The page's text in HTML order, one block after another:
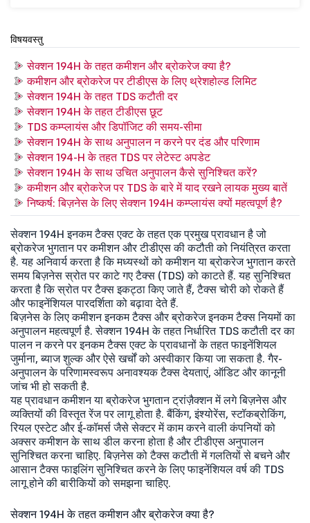
विषयवस्तु
सेक्शन 194H के तहत कमीशन और ब्रोकरेज क्या है?
कमीशन और ब्रोकरेज पर टीडीएस के लिए थ्रेशहोल्ड लिमिट
सेक्शन 194H के तहत TDS कटौती दर
सेक्शन 194H के तहत टीडीएस छूट
TDS कम्प्लायंस और डिपॉजिट की समय-सीमा
सेक्शन 194H के साथ अनुपालन न करने पर दंड और परिणाम
सेक्शन 194-H के तहत TDS पर लेटेस्ट अपडेट
सेक्शन 194H के साथ उचित अनुपालन कैसे सुनिश्चित करें?
कमीशन और ब्रोकरेज पर TDS के बारे में याद रखने लायक मुख्य बातें
निष्कर्ष: बिज़नेस के लिए सेक्शन 194H कम्प्लायंस क्यों महत्वपूर्ण है?
सेक्शन 194H इनकम टैक्स एक्ट के तहत एक प्रमुख प्रावधान है जो
ब्रोकरेज भुगतान पर कमीशन और टीडीएस की कटौती को नियंत्रित करता
है. यह अनिवार्य करता है कि मध्यस्थों को कमीशन या ब्रोकरेज भुगतान करते
समय बिज़नेस स्रोत पर काटे गए टैक्स (TDS) को काटते हैं. यह सुनिश्चित
करता है कि स्रोत पर टैक्स इकट्ठा किए जाते हैं, टैक्स चोरी को रोकते हैं
और फाइनेंशियल पारदर्शिता को बढ़ावा देते हैं.
बिज़नेस के लिए कमीशन इनकम टैक्स और ब्रोकरेज इनकम टैक्स नियमों का
अनुपालन महत्वपूर्ण है. सेक्शन 194H के तहत निर्धारित TDS कटौती दर का
पालन न करने पर इनकम टैक्स एक्ट के प्रावधानों के तहत फाइनेंशियल
जुर्माना, ब्याज शुल्क और ऐसे खर्चों को अस्वीकार किया जा सकता है. गैर-
अनुपालन के परिणामस्वरूप अनावश्यक टैक्स देयताएं, ऑडिट और कानूनी
जांच भी हो सकती है.
यह प्रावधान कमीशन या ब्रोकरेज भुगतान ट्रांज़ैक्शन में लगे बिज़नेस और
व्यक्तियों की विस्तृत रेंज पर लागू होता है. बैंकिंग, इंश्योरेंस, स्टॉकब्रोकिंग,
रियल एस्टेट और ई-कॉमर्स जैसे सेक्टर में काम करने वाली कंपनियों को
अक्सर कमीशन के साथ डील करना होता है और टीडीएस अनुपालन
सुनिश्चित करना चाहिए. बिज़नेस को टैक्स कटौती में गलतियों से बचने और
आसान टैक्स फाइलिंग सुनिश्चित करने के लिए फाइनेंशियल वर्ष की TDS
लागू होने की बारीकियों को समझना चाहिए.
सेक्शन 194H के तहत कमीशन और ब्रोकरेज क्या है?